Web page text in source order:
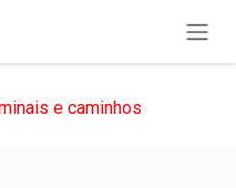
e caminhos